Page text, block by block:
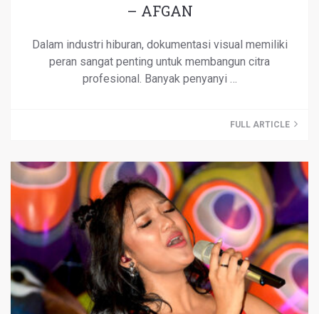
– AFGAN
Dalam industri hiburan, dokumentasi visual memiliki
peran sangat penting untuk membangun citra
profesional. Banyak penyanyi …
FULL ARTICLE